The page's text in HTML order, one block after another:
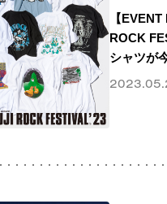
【
ROCK
シャツが